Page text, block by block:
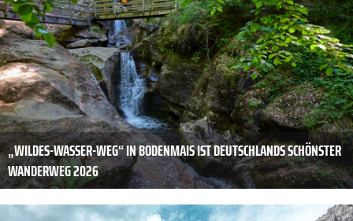
„WILDES-WASSER-WEG“ IN BODENMAIS IST DEUTSCHLANDS SCHÖNSTER
WANDERWEG 2026